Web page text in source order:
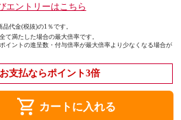
エントリーはこちら
代金(税抜)の1％です。
て満たした場合の最大倍率です。
イントの進呈数・付与倍率が最大倍率より少なくなる場合が
支払ならポイント3倍
shopping_cart カートに入れる